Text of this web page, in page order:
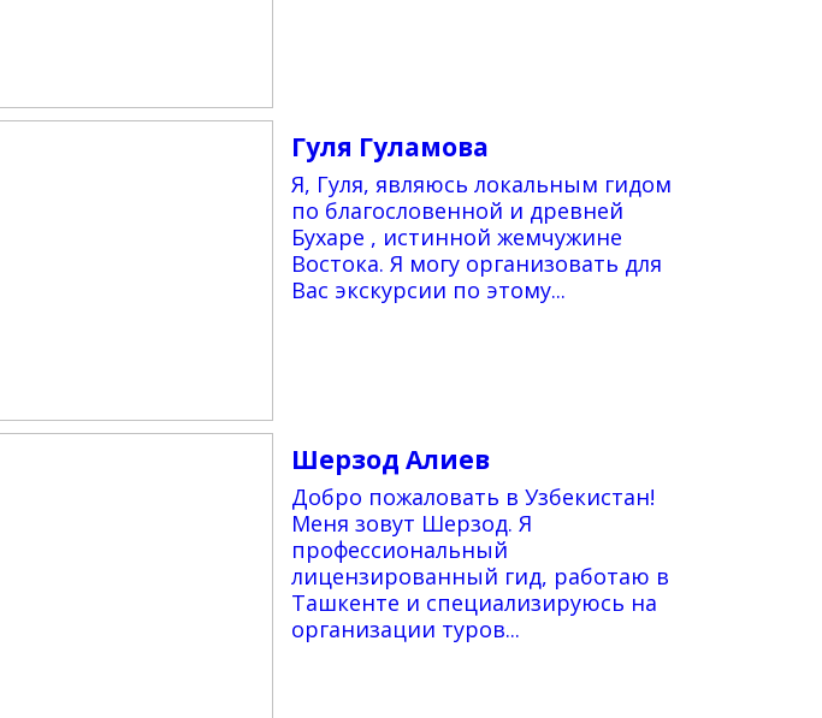
Гуля Гуламова
Я, Гуля, являюсь локальным гидом
по благословенной и древней
Бухаре , истинной жемчужине
Востока. Я могу организовать для
Вас экскурсии по этому...
Шерзод Алиев
Добро пожаловать в Узбекистан!
Меня зовут Шерзод. Я
профессиональный
лицензированный гид, работаю в
Ташкенте и специализируюсь на
организации туров...